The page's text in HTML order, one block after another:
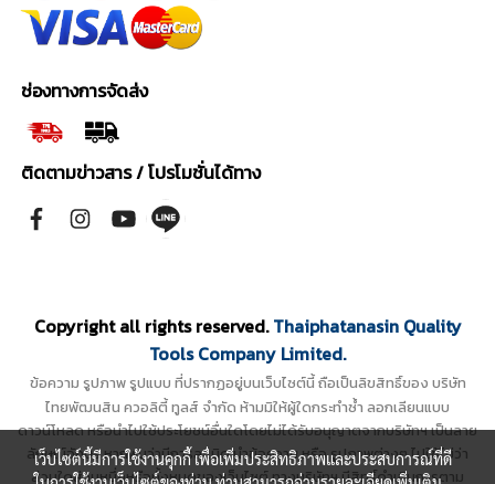
ช่องทางการจัดส่ง
ติดตามข่าวสาร / โปรโมชั่นได้ทาง
Copyright all rights reserved.Thaiphatanasin Quality
Tools Company Limited.
ข้อความ รูปภาพ รูปแบบ ที่ปรากฏอยู่บนเว็บไซต์นี้ ถือเป็นลิขสิทธิ์ของ บริษัท
ไทยพัฒนสิน ควอลิตี้ ทูลส์ จำกัด ห้ามมิให้ผู้ใดกระทำซ้ำ ลอกเลียนแบบ
ดาวน์โหลด หรือนำไปใช้ประโยชน์อื่นใดโดยไม่ได้รับอนุญาตจากบริษัทฯ เป็นลาย
ลักษณ์อักษร หากพบว่ามีการละเมิด นำข้อความ หรือ รูปภาพต่างๆ ไปใช้ไม่ว่า
ส่วนใดส่วนหนึ่งหรือทั้งหมดของเว็บไซต์ ทางบริษัทฯ มีสิทธิ์ดำเนินการตาม
เว็บไซต์นี้มีการใช้งานคุกกี้ เพื่อเพิ่มประสิทธิภาพและประสบการณ์ที่ดี